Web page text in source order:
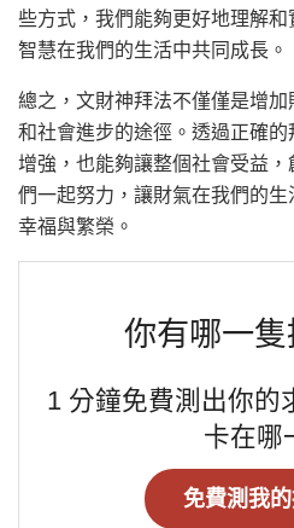
些方式，我們能夠更好地理解
智慧在我們的生活中共同成長。
總之，文財神拜法不僅僅是增
和社會進步的途徑。透過正確
增強，也能夠讓整個社會受益
們一起努力，讓財氣在我們的
幸福與繁榮。
你有哪一隻
1 分鐘免費測出你的
卡在哪
免費測我